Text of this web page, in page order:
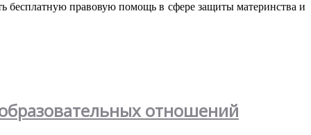
бесплатную правовую помощь в сфере защиты материнстваи
отношений